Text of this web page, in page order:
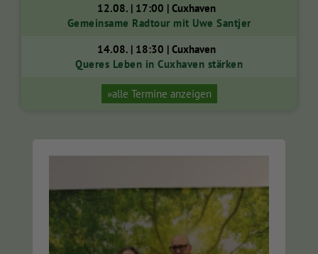
12.08. | 17:00 | Cuxhaven
Gemeinsame Radtour mit Uwe Santjer
14.08. | 18:30 | Cuxhaven
Queres Leben in Cuxhaven stärken
»alle Termine anzeigen